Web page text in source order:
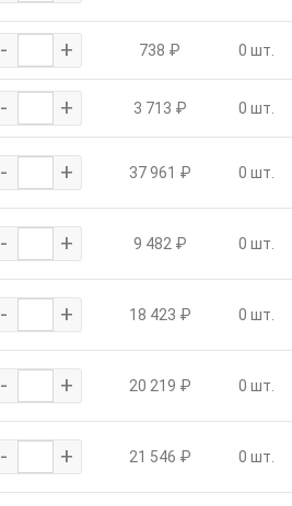
- + 738 ₽ 0 шт.
- + 3 713 ₽ 0 шт.
- + 37 961 ₽ 0 шт.
- + 9 482 ₽ 0 шт.
- + 18 423 ₽ 0 шт.
- + 20 219 ₽ 0 шт.
- + 21 546 ₽ 0 шт.